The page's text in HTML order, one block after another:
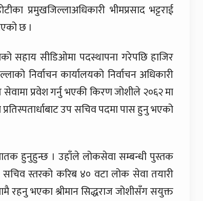
प्रमुखजिल्लाअधिकारी भीमप्रसाद भट्टराई
छ ।
सहाय सीडिओमा पदस्थापना गरेपछि हाजिर
निर्वाचन कार्यालयको निर्वाचन अधिकारी
प्रवेश गर्नु भएकी किरण जोशीले २०६२ मा
उप सचिव पदमा पास हुनु भएको
हुनुहुन्छ । उहाँले लोकसेवा सम्बन्धी पुस्तक
स्तरको करिब ४० वटा लोक सेवा तयारी
भएका श्रीमान सिद्धराज जोशीसँग सयुक्त